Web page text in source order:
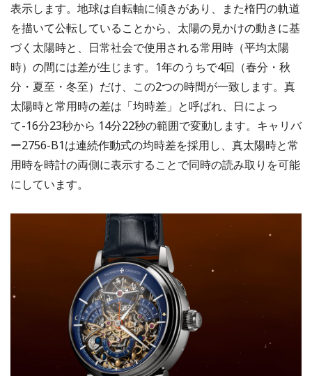
表示します。地球は自転軸に傾きがあり、また楕円の軌道
を描いて公転していることから、太陽の見かけの動きに基
づく太陽時と、日常社会で使用される常用時（平均太陽
時）の間には差が生じます。1年のうちで4回（春分・秋
分・夏至・冬至）だけ、この2つの時間が一致します。真
太陽時と常用時の差は「均時差」と呼ばれ、日によっ
て-16分23秒から 14分22秒の範囲で変動します。キャリバ
ー2756-B1は連続作動式の均時差を採用し、真太陽時と常
用時を時計の両側に表示することで同時の読み取りを可能
にしています。